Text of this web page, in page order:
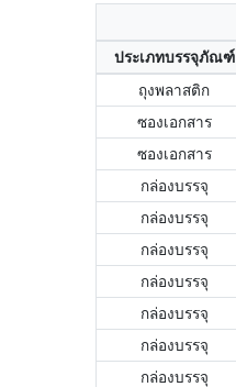
ประเภทบรรจุภัณฑ์
ถุงพลาสติก
ซองเอกสาร
ซองเอกสาร
กล่องบรรจุ
กล่องบรรจุ
กล่องบรรจุ
กล่องบรรจุ
กล่องบรรจุ
กล่องบรรจุ
กล่องบรรจุ